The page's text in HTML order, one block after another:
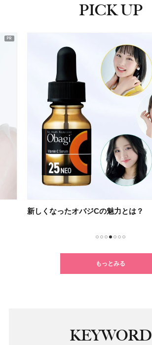
PICK UP
新しくなったオバジCの魅力とは？
もっとみる
KEYWORD